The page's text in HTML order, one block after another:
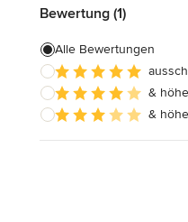
Bewertung (1)
Alle Bewertungen
&
&